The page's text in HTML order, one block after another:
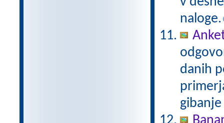
naloge.
danih